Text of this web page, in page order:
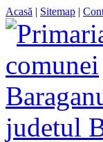
Acasă | Sitemap |